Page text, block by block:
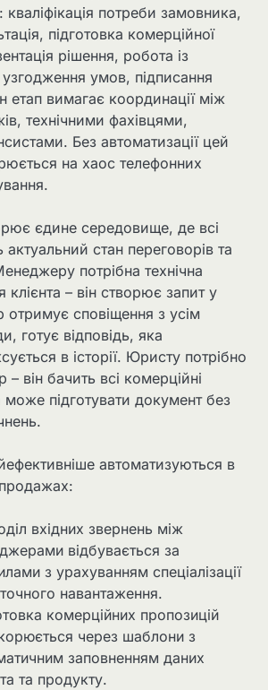
кваліфікація потреби замовника,
підготовка комерційної
рішення, робота із
умов, підписання
етап вимагає координації між
технічними фахівцями,
Без автоматизації цей
на хаос телефонних
єдине середовище, де всі
стан переговорів та
потрібна технічна
клієнта – він створює запит у
отримує сповіщення з усім
готує відповідь, яка
в історії. Юристу потрібно
– він бачить всі комерційні
може підготувати документ без
автоматизуються в
вхідних звернень між
відбувається за
з урахуванням спеціалізації
навантаження.
комерційних пропозицій
через шаблони з
заповненням даних
та продукту.